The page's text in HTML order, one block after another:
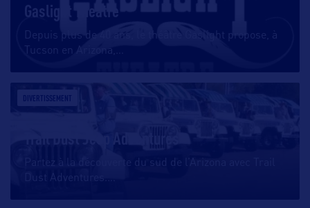
Gaslight Theatre
Depuis plus de 40 ans, le théâtre Gaslight propose, à
Tucson en Arizona,
DIVERTISSEMENT
Trail Dust Jeep Adventures
Partez à la découverte du sud de l’Arizona avec Trail
Dust Adventures.